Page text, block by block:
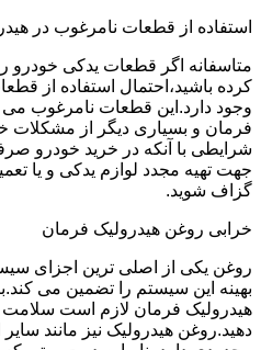
استفاده از قطعات نامرغوب در
متاسفانه اگر قطعات یدکی خودرو
کرده باشید،احتمال استفاده از
وجود دارد.این قطعات نامرغوب می
فرمان و بسیاری دیگر از مشکلات
شرایطی با آنکه در خرید خودرو
جهت تهیه مجدد لوازم یدکی و یا
گزاف شوید.
خرابی روغن هیدرولیک فرمان
روغن یکی از اصلی ترین اجزای
بهینه این سیستم را تضمین می
هیدرولیک فرمان لازم است سلامت
دهید.روغن هیدرولیک نیز مانند